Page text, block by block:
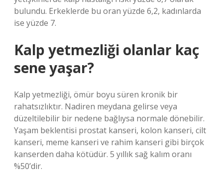
bulundu. Erkeklerde bu oran yüzde 6,2, kadınlarda
ise yüzde 7.
Kalp yetmezliği olanlar kaç
sene yaşar?
Kalp yetmezliği, ömür boyu süren kronik bir
rahatsızlıktır. Nadiren meydana gelirse veya
düzeltilebilir bir nedene bağlıysa normale dönebilir.
Yaşam beklentisi prostat kanseri, kolon kanseri, cilt
kanseri, meme kanseri ve rahim kanseri gibi birçok
kanserden daha kötüdür. 5 yıllık sağ kalım oranı
%50’dir.